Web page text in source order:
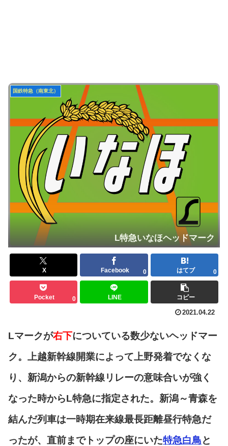
国鉄特急（南東北）
L特急いなほヘッドマーク
X Facebook 0 はてブ 0
Pocket 0 LINE コピー
2021.04.22
Lマークが右下についている数少ないヘッドマー
ク。上越新幹線開業によって上野発着でなくな
り、新潟からの新幹線リレーの意味合いが強く
なった時からL特急に指定された。新潟～青森を
結んだ列車は一時期在来線最長距離昼行特急だ
ったが、直前までトップの座にいた特急白鳥と